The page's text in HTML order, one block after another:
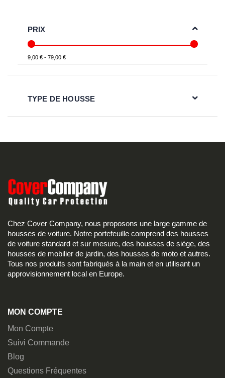
PRIX
9,00 € - 79,00 €
TYPE DE HOUSSE
Chez Cover Company, nous proposons une large gamme de
housses de voiture. Notre portefeuille comprend des housses
de voiture standard et sur mesure, des housses de siège, des
housses de mobilier de jardin, des housses de moto et autres.
Tous nos produits sont fabriqués à la main et en utilisant un
approvisionnement local en Europe.
MON COMPTE
Mon Compte
Suivi Commande
Blog
Questions Fréquentes